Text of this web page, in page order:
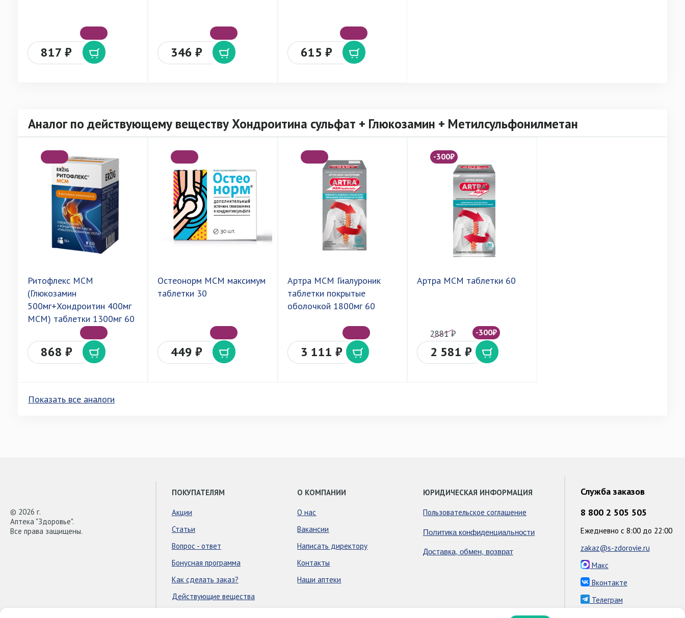
817 ₽ 346 ₽ 615 ₽
Аналог по действующему веществу Хондроитина сульфат + Глюкозамин + Метилсульфонилметан
Ритофлекс МСМ
(Глюкозамин
500мг+Хондроитин 400мг
МСМ) таблетки 1300мг 60
868 ₽
Остеонорм МСМ максимум
таблетки 30
449 ₽
Артра МСМ Гиалуроник
таблетки покрытые
оболочкой 1800мг 60
3 111 ₽
-300₽
Артра МСМ таблетки 60
-300₽
2881 ₽
2 581 ₽
Показать все аналоги
© 2026 г.
Аптека "Здоровье".
Все права защищены.
ПОКУПАТЕЛЯМ
Акции
Статьи
Вопрос - ответ
Бонусная программа
Как сделать заказ?
Действующие вещества
О КОМПАНИИ
О нас
Вакансии
Написать директору
Контакты
Наши аптеки
ЮРИДИЧЕСКАЯ ИНФОРМАЦИЯ
Пользовательское соглашение
Политика конфиденциальности
Доставка, обмен, возврат
Служба заказов
8 800 2 505 505
Ежедневно с 8:00 до 22:00
zakaz@s-zdorovie.ru
Макс
Вконтакте
Телеграм